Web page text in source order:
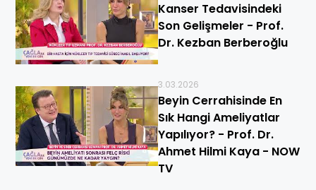
Kanser Tedavisindeki
Son Gelişmeler - Prof.
Dr. Kezban Berberoğlu
3.03.2026
Beyin Cerrahisinde En
Sık Hangi Ameliyatlar
Yapılıyor? - Prof. Dr.
Ahmet Hilmi Kaya - NOW
TV